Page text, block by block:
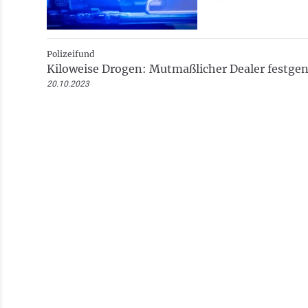
Polizeifund
Kiloweise Drogen: Mutmaßlicher Dealer
20.10.2023